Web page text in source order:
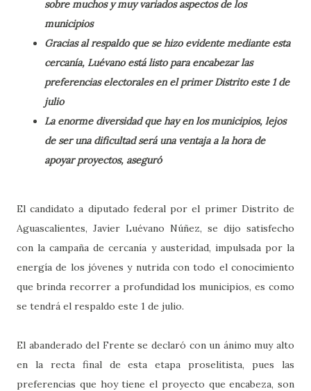
sobre muchos y muy variados aspectos de los
municipios
Gracias al respaldo que se hizo evidente mediante esta
cercanía, Luévano está listo para encabezar las
preferencias electorales en el primer Distrito este 1 de
julio
La enorme diversidad que hay en los municipios, lejos
de ser una dificultad será una ventaja a la hora de
apoyar proyectos, aseguró
El candidato a diputado federal por el primer Distrito de
Aguascalientes, Javier Luévano Núñez, se dijo satisfecho
con la campaña de cercanía y austeridad, impulsada por la
energía de los jóvenes y nutrida con todo el conocimiento
que brinda recorrer a profundidad los municipios, es como
se tendrá el respaldo este 1 de julio.
El abanderado del Frente se declaró con un ánimo muy alto
en la recta final de esta etapa proselitista, pues las
preferencias que hoy tiene el proyecto que encabeza, son